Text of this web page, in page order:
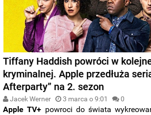
Tiffany Haddish powróci w
kryminalnej. Apple przedłuża
Afterparty” na 2. sezon
Jacek Werner 3 marca o 9:01 0
Apple TV+ powroci do świata